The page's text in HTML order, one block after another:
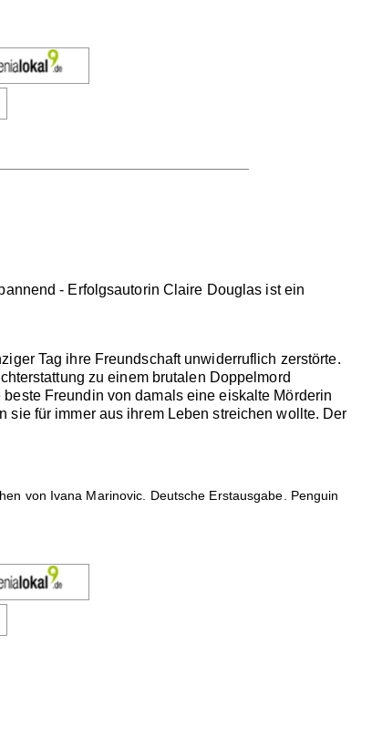
- Erfolgsautorin Claire Douglas ist ein
Tag ihre Freundschaft unwiderruflich zerstörte.
zu einem brutalen Doppelmord
Freundin von damals eine eiskalte Mörderin
sie für immer aus ihrem Leben streichen wollte. Der
von Ivana Marinovic. Deutsche Erstausgabe. Penguin